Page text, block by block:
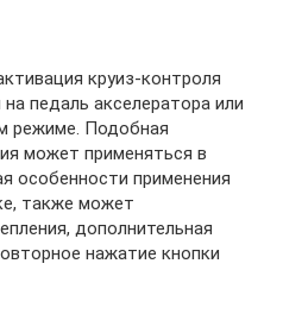
круиз-контроля
педаль акселератора или
режиме. Подобная
может применяться в
особенности применения
также может
дополнительная
нажатие кнопки